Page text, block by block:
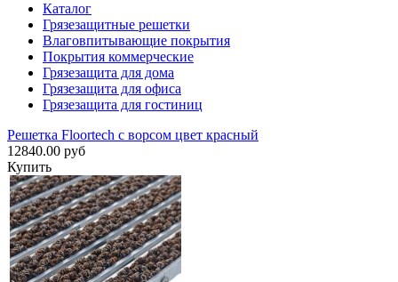
Каталог
Грязезащитные решетки
Влаговпитывающие покрытия
Покрытия коммерческие
Грязезащита для дома
Грязезащита для офиса
Грязезащита для гостиниц
Решетка Floortech с ворсом цвет красный
12840.00 руб
Купить